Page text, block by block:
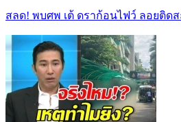
สลด! พบศพ เต้ ดราก้อนไฟว์ ลอยติด